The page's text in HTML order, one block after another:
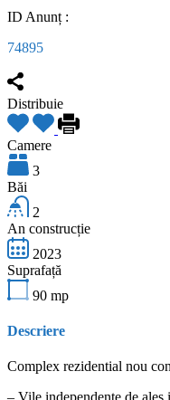
ID Anunț :
74895
Distribuie
Camere
3
Băi
2
An construcție
2023
Suprafață
90 mp
Descriere
Complex rezidential nou